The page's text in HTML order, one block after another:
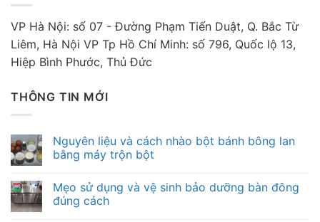
VP Hà Nội: số 07 - Đường Phạm Tiến Duật, Q. Bắc Từ
Liêm, Hà Nội VP Tp Hồ Chí Minh: số 796, Quốc lộ 13,
Hiệp Bình Phước, Thủ Đức
THÔNG TIN MỚI
Nguyên liệu và cách nhào bột bánh bông lan
bằng máy trộn bột
Mẹo sử dụng và vệ sinh bảo dưỡng bàn đông
đúng cách